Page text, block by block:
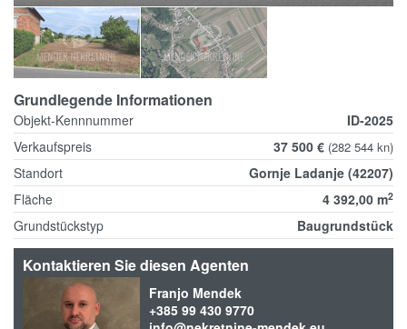
Grundlegende Informationen
Objekt-Kennnummer
ID-2025
Verkaufspreis
37 500 € (282 544 kn)
Standort
Gornje Ladanje (42207)
Fläche
4 392,00 m2
Grundstückstyp Baugrundstück
Kontaktieren Sie diesen Agenten
Franjo Mendek
+385 99 430 9770